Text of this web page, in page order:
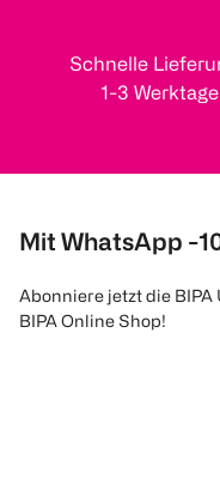
Schnelle
1-3
Mit WhatsApp -
Abonniere jetzt die BIPA
BIPA Online Shop!